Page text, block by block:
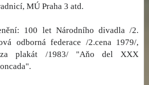
MÚ Praha 3 atd.
100 let Národního divadla /2.
odborná federace /2.cena 1979/,
za plakát /1983/ "Aňo del XXX